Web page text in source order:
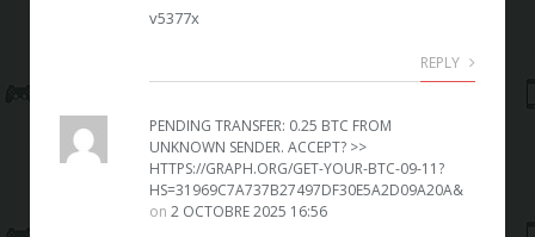
v5377x
REPLY
PENDING TRANSFER: 0.25 BTC FROM
UNKNOWN SENDER. ACCEPT? >>
HTTPS://GRAPH.ORG/GET-YOUR-BTC-09-11?
HS=31969C7A737B27497DF30E5A2D09A20A&
on 2 OCTOBRE 2025 16:56